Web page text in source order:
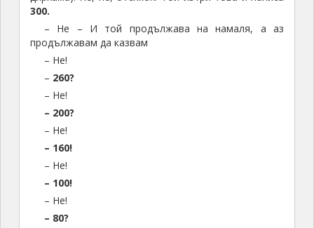
300.
– Не – И той продължава на намаля, а аз
продължавам да казвам
– Не!
– 260?
– Не!
– 200?
– Не!
– 160!
– Не!
– 100!
– Не!
– 80?